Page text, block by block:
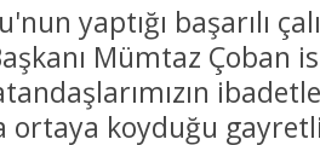
yaptığı başarılı
Mümtaz Çoban
ortaya koyduğu